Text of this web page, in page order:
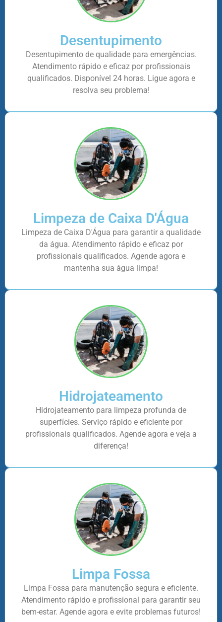
Desentupimento
Desentupimento de qualidade para emergências.
Atendimento rápido e eficaz por profissionais
qualificados. Disponível 24 horas. Ligue agora e
resolva seu problema!
Limpeza de Caixa D'Água
Limpeza de Caixa D'Água para garantir a qualidade
da água. Atendimento rápido e eficaz por
profissionais qualificados. Agende agora e
mantenha sua água limpa!
Hidrojateamento
Hidrojateamento para limpeza profunda de
superfícies. Serviço rápido e eficiente por
profissionais qualificados. Agende agora e veja a
diferença!
Limpa Fossa
Limpa Fossa para manutenção segura e eficiente.
Atendimento rápido e profissional para garantir seu
bem-estar. Agende agora e evite problemas futuros!